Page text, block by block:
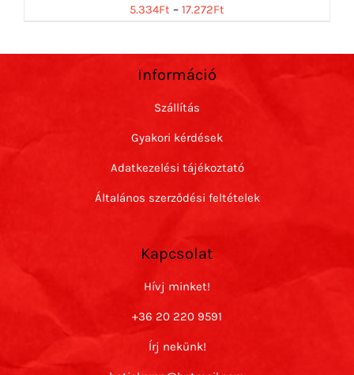
5.334Ft – 17.272Ft
Információ
Szállítás
Gyakori kérdések
Adatkezelési tájékoztató
Általános szerződési feltételek
Kapcsolat
Hívj minket!
+36 20 220 9591
Írj nekünk!